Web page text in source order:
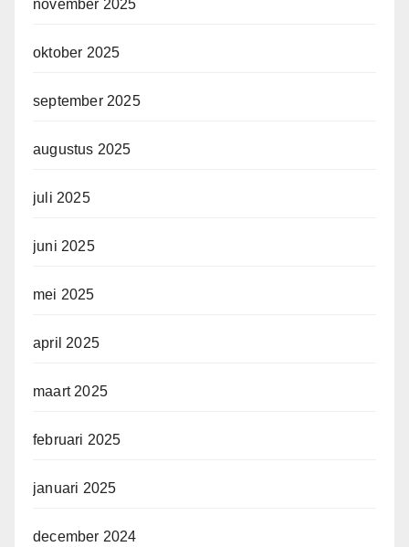
november 2025
oktober 2025
september 2025
augustus 2025
juli 2025
juni 2025
mei 2025
april 2025
maart 2025
februari 2025
januari 2025
december 2024